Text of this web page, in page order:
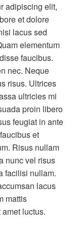
adipiscing elit,
et dolore
lacus sed
elementum
faucibus.
nec. Neque
risus. Ultrices
ultricies mi
proin libero
feugiat in ante
et
Risus nullam
nunc vel risus
facilisi nullam.
lacus
mattis
luctus.